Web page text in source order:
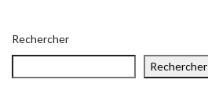
Rechercher
Rechercher